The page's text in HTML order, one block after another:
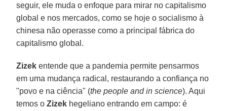
seguir, ele muda o enfoque para mirar no capitalismo
global e nos mercados, como se hoje o socialismo à
chinesa não operasse como a principal fábrica do
capitalismo global.
Zizek entende que a pandemia permite pensarmos
em uma mudança radical, restaurando a confiança no
"povo e na ciência" (the people and in science). Aqui
temos oZizek hegeliano entrando em campo: é